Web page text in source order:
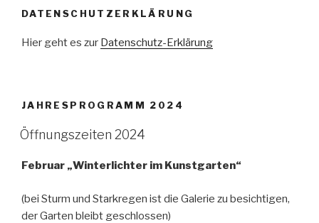
DATENSCHUTZERKLÄRUNG
Hier geht es zur Datenschutz-Erklärung
JAHRESPROGRAMM 2024
Öffnungszeiten 2024
Februar „Winterlichter im Kunstgarten“
(bei Sturm und Starkregen ist die Galerie zu besichtigen,
der Garten bleibt geschlossen)